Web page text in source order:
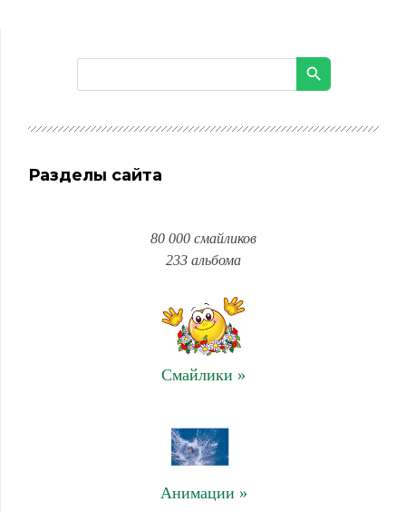
Разделы сайта
80 000 смайликов
233 альбома
Смайлики »
Анимации »